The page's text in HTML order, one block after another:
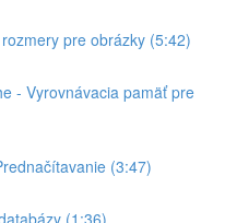
pre obrázky (5:42)
- Vyrovnávacia pamäť pre
(3:47)
(1:36)